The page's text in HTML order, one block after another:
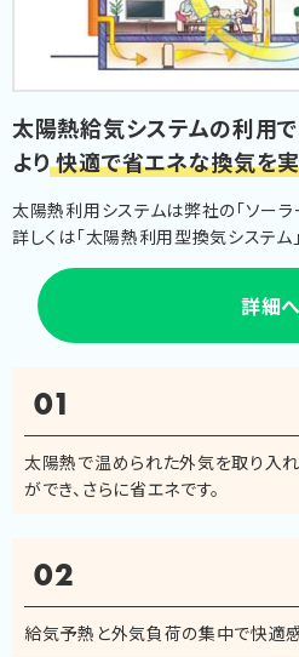
太陽熱給気システムの利用で
より快適で省エネな換気を実
太陽熱利用システムは弊社の「ソーラ
詳しくは「太陽熱利用型換気システム
詳細へ
01
太陽熱で温められた外気を取り入
ができ、さらに省エネです。
02
給気予熱と外気負荷の集中で快適